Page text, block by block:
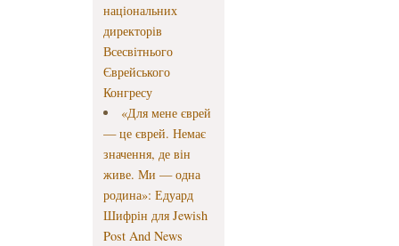
національних
директорів
Всесвітнього
Єврейського
Конгресу
«Для мене єврей
— це єврей. Немає
значення, де він
живе. Ми — одна
родина»: Едуард
Шифрін для Jewish
Post And News